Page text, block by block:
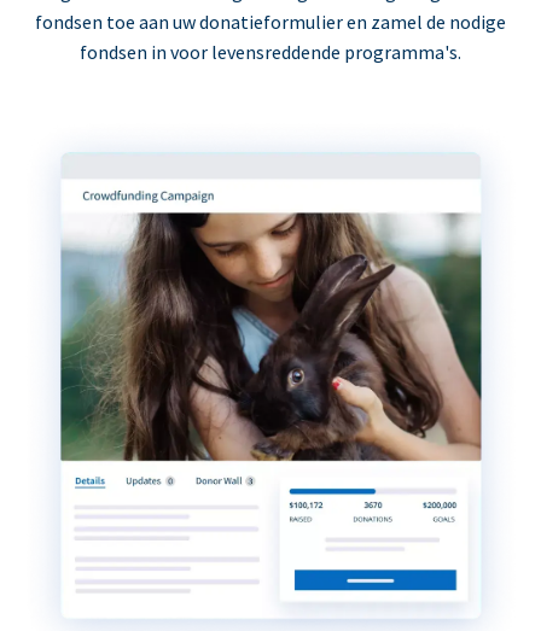
fondsen toe aan uw donatieformulier en zamel de nodige
fondsen in voor levensreddende programma's.